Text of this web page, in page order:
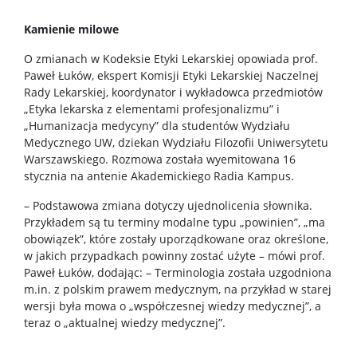
Kamienie milowe
O zmianach w Kodeksie Etyki Lekarskiej opowiada prof.
Paweł Łuków, ekspert Komisji Etyki Lekarskiej Naczelnej
Rady Lekarskiej, koordynator i wykładowca przedmiotów
„Etyka lekarska z elementami profesjonalizmu” i
„Humanizacja medycyny” dla studentów Wydziału
Medycznego UW, dziekan Wydziału Filozofii Uniwersytetu
Warszawskiego. Rozmowa została wyemitowana 16
stycznia na antenie Akademickiego Radia Kampus.
– Podstawowa zmiana dotyczy ujednolicenia słownika.
Przykładem są tu terminy modalne typu „powinien”, „ma
obowiązek”, które zostały uporządkowane oraz określone,
w jakich przypadkach powinny zostać użyte – mówi prof.
Paweł Łuków, dodając: – Terminologia została uzgodniona
m.in. z polskim prawem medycznym, na przykład w starej
wersji była mowa o „współczesnej wiedzy medycznej”, a
teraz o „aktualnej wiedzy medycznej”.